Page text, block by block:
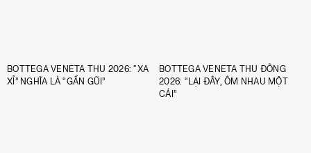
BOTTEGA VENETA THU 2026: “XA
XỈ” NGHĨA LÀ “GẦN GŨI”
BOTTEGA VENETA THU ĐÔNG
2026: “LẠI ĐÂY, ÔM NHAU MỘT
CÁI”